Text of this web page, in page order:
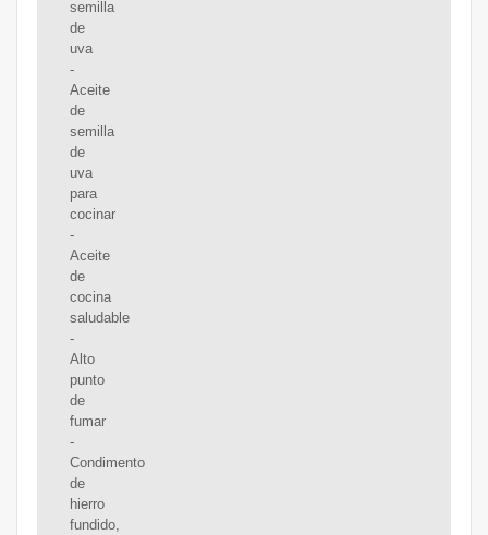
semilla
de
uva
-
Aceite
de
semilla
de
uva
para
cocinar
-
Aceite
de
cocina
saludable
-
Alto
punto
de
fumar
-
Condimento
de
hierro
fundido,